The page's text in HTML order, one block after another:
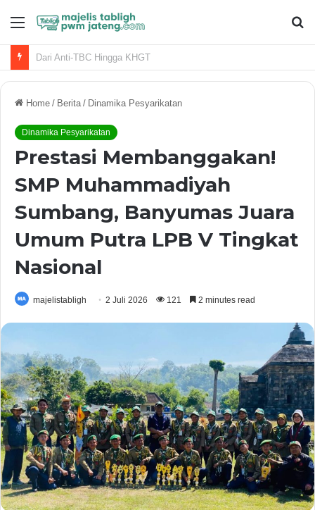
Menu
Home / Berita / Dinamika Pesyarikatan
Dinamika Pesyarikatan
Prestasi Membanggakan!
SMP Muhammadiyah
Sumbang, Banyumas Juara
Umum Putra LPB V Tingkat
Nasional
majelistabligh 2 Juli 2026 121 2 minutes read